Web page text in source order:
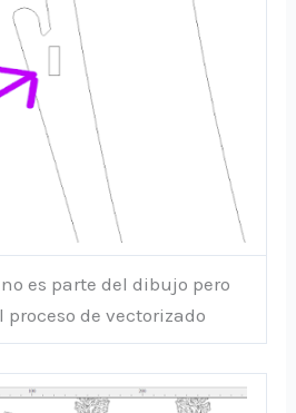
es parte del dibujo pero
proceso de vectorizado